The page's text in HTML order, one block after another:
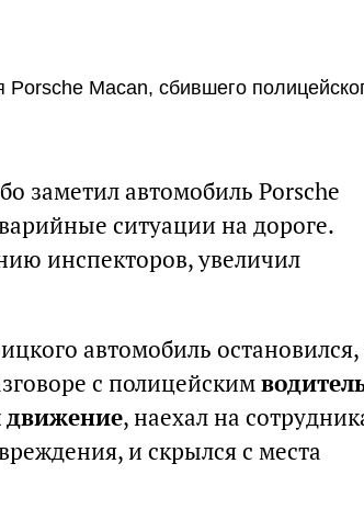
Macan, сбившего
заметил автомобиль Porsche
ситуации на дороге.
инспекторов, увеличил
автомобиль остановился,
с полицейским
движение, наехал на
и скрылся с места